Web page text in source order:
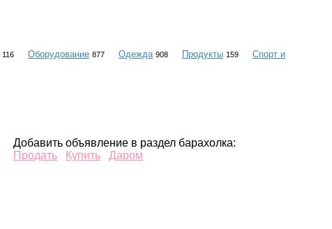
116 Оборудование 877 Одежда 908 Продукты 159
Спорт и
Добавить объявление в раздел барахолка:
Продать
Купить Даром